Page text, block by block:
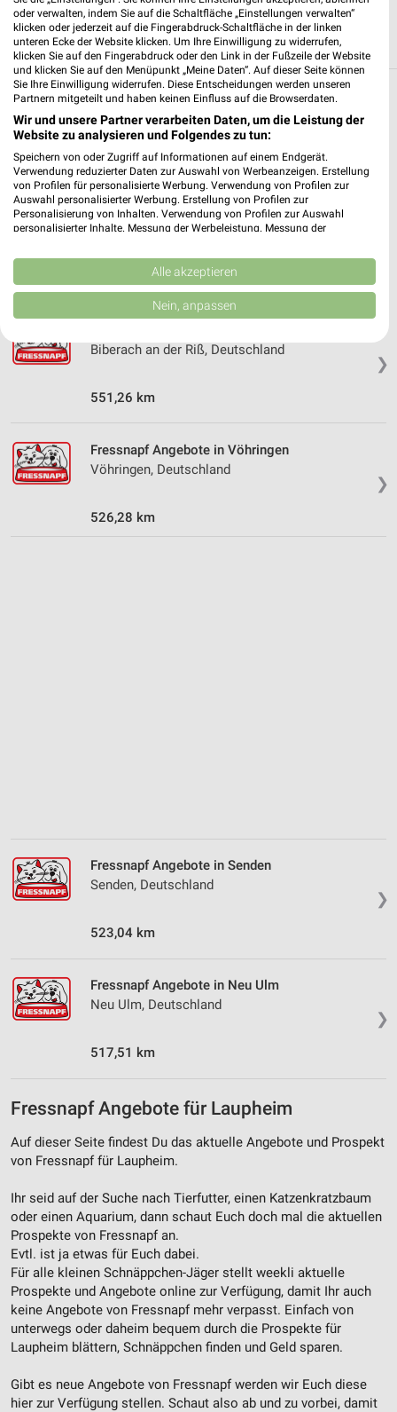
Weitere Fressnapf Geschäfte mit Angeboten
in und um Laupheim
5 Geschäfte und Orte
Fressnapf Angebote in Erbach
Erbach, Deutschland
528,22 km
❯
Biberach an der Riß, Deutschland
551,26 km
❯
Fressnapf Angebote in Vöhringen
Vöhringen, Deutschland
526,28 km
❯
Fressnapf Angebote in Senden
Senden, Deutschland
523,04 km
❯
Fressnapf Angebote in Neu Ulm
Neu Ulm, Deutschland
517,51 km
Fressnapf Angebote für Laupheim
Auf dieser Seite findest Du das aktuelle Angebote und Prospekt
von Fressnapf für Laupheim.
Ihr seid auf der Suche nach Tierfutter, einen Katzenkratzbaum
oder einen Aquarium, dann schaut Euch doch mal die aktuellen
Prospekte von Fressnapf an.
Evtl. ist ja etwas für Euch dabei.
Für alle kleinen Schnäppchen-Jäger stellt weekli aktuelle
Prospekte und Angebote online zur Verfügung, damit Ihr auch
keine Angebote von Fressnapf mehr verpasst. Einfach von
unterwegs oder daheim bequem durch die Prospekte für
Laupheim blättern, Schnäppchen finden und Geld sparen.
Gibt es neue Angebote von Fressnapf werden wir Euch diese
hier zur Verfügung stellen. Schaut also ab und zu vorbei, damit
oder verwalten, indem Sie auf die Schaltfläche „Einstellungen verwalten“
klicken oder jederzeit auf die Fingerabdruck-Schaltfläche in der linken
unteren Ecke der Website klicken. Um Ihre Einwilligung zu widerrufen,
klicken Sie auf den Fingerabdruck oder den Link in der Fußzeile der Website
und klicken Sie auf den Menüpunkt „Meine Daten“. Auf dieser Seite können
Sie Ihre Einwilligung widerrufen. Diese Entscheidungen werden unseren
Partnern mitgeteilt und haben keinen Einfluss auf die Browserdaten.
Wir und unsere Partner verarbeiten Daten, um die Leistung der
Website zu analysieren und Folgendes zu tun:
Speichern von oder Zugriff auf Informationen auf einem Endgerät.
Verwendung reduzierter Daten zur Auswahl von Werbeanzeigen. Erstellung
von Profilen für personalisierte Werbung. Verwendung von Profilen zur
Auswahl personalisierter Werbung. Erstellung von Profilen zur
Personalisierung von Inhalten. Verwendung von Profilen zur Auswahl
personalisierter Inhalte. Messung der Werbeleistung. Messung der
Kombinationen von Daten aus verschiedenen Quellen. Entwicklung und
Verbesserung der Angebote. Verwendung reduzierter Daten zur Auswahl
von Inhalten.
Daten können außerhalb der Europäischen Union weitergegeben und in die
USA gesendet werden.
Website/App.
Wir nutzen Ihre Daten für folgende Zwecke:
Speichern von oder Zugriff auf Informationen
auf einem Endgerät
Entwicklung und Verbesserung der Angebote
Verwendung reduzierter Daten zur Auswahl von
Verwendung genauer Standortdaten
Informationen identifizieren
Notwendig
Performance
Werbung
Alle akzeptieren
Nein, anpassen